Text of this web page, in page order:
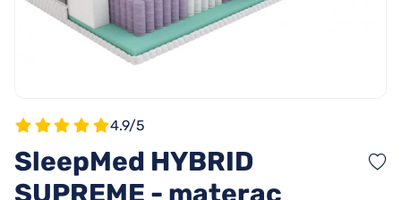
4.9/5
SleepMed HYBRID